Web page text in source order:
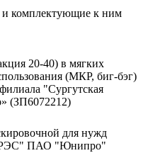
и комплектующие к ним
20-40) в мягких
(МКР, биг-бэг)
"Сургутская
(ЗП6072212)
для нужд
ПАО "Юнипро"